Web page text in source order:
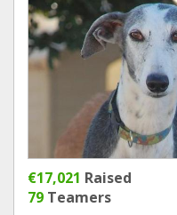
€17,021 Raised
79 Teamers